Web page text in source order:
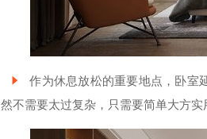
作为休息放松的重要地点，卧室
然不需要太过复杂，只需要简单大方